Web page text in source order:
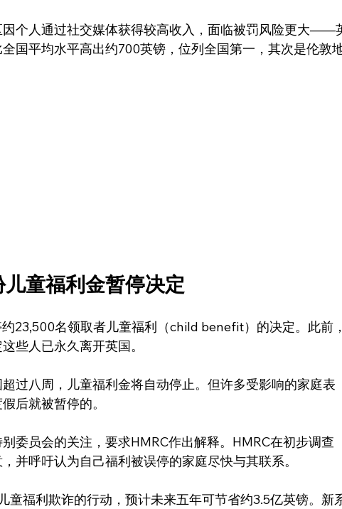
个人通过社交媒体获得较高收入，面临被罚风险更大——
国平均水平高出约700英镑，位列全国第一，其次是伦敦
童福利金暂停决定
23,500名领取者儿童福利（child benefit）的决定。此前
些人已永久离开英国。
过八周，儿童福利金将自动停止。但许多受影响的家庭表
后就被暂停的。
委员会的关注，要求HMRC作出解释。HMRC在初步调查
并呼吁认为自己福利被误停的家庭尽快与其联系。
童福利欺诈的行动，预计未来五年可节省约3.5亿英镑。新